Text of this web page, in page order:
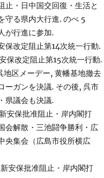
止・日中国交回復・生活と
守る県内大行進. のべ 5
が行進に参加.
保改定阻止第14次統一行動.
保改定阻止第15次統一行動.
地区メーデー, 黄幡基地撤去
ーガンを決議. その後, 呉市
県議会も決議.
安保批准阻止・岸内閣打
会解散・三池闘争勝利・広
央集会（広島市役所横広
安保批准阻止・岸内閣打